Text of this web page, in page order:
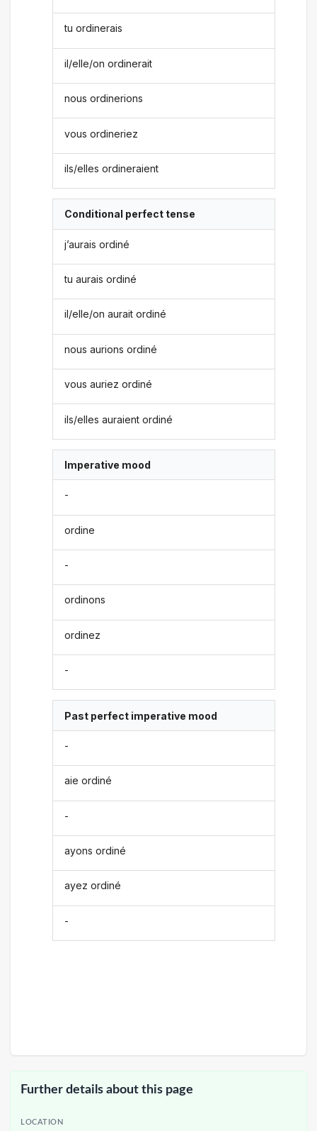
tu ordinerais
il/elle/on ordinerait
nous ordinerions
vous ordineriez
ils/elles ordineraient
Conditional perfect tense
j’aurais ordiné
tu aurais ordiné
il/elle/on aurait ordiné
nous aurions ordiné
vous auriez ordiné
ils/elles auraient ordiné
Imperative mood
-
ordine
-
ordinons
ordinez
-
Past perfect imperative mood
-
aie ordiné
-
ayons ordiné
ayez ordiné
-
Further details about this page
LOCATION